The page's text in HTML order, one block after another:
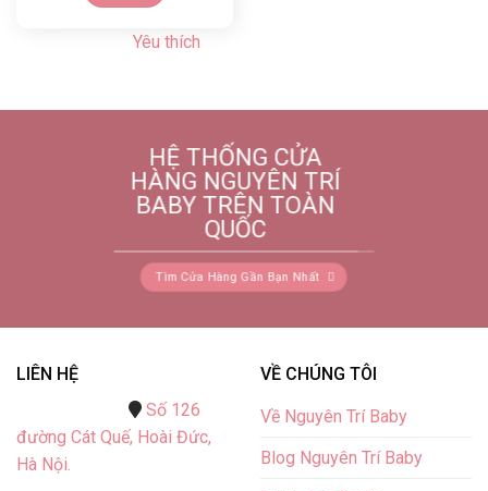
Yêu thích
HỆ THỐNG CỬA
HÀNG NGUYÊN TRÍ
BABY TRÊN TOÀN
QUỐC
Tìm Cửa Hàng Gần Bạn Nhất
LIÊN HỆ
Số 126
đường Cát Quế, Hoài Đức,
Hà Nội.
VỀ CHÚNG TÔI
Về Nguyên Trí Baby
Blog Nguyên Trí Baby